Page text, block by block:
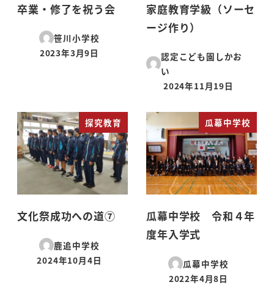
卒業・修了を祝う会
笹川小学校
投稿日
2023年3月9日
家庭教育学級（ソーセ
ージ作り）
認定こども園しかお
い
投稿日
2024年11月19日
探究教育
文化祭成功への道⑦
鹿追中学校
投稿日
2024年10月4日
瓜幕中学校
瓜幕中学校 令和４年
度年入学式
瓜幕中学校
投稿日
2022年4月8日